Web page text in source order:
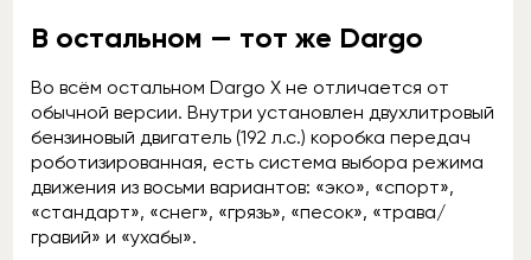
В остальном — тот же Dargo
Во всём остальном Dargo X не отличается от
обычной версии. Внутри установлен двухлитровый
бензиновый двигатель (192 л.с.) коробка передач
роботизированная, есть система выбора режима
движения из восьми вариантов: «эко», «спорт»,
«стандарт», «снег», «грязь», «песок», «трава/
гравий» и «ухабы».